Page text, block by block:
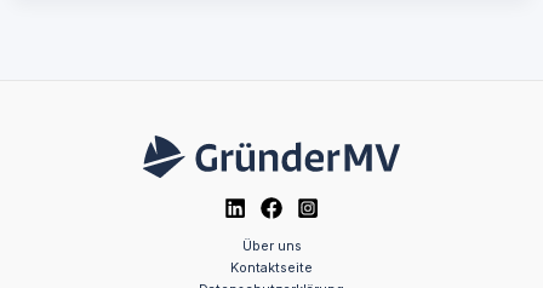
Über uns
Kontaktseite